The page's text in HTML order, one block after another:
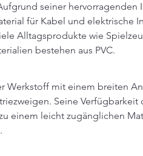
seiner hervorragenden
für Kabel und elektrische
Alltagsprodukte wie
bestehen aus PVC.
Werkstoff mit einem breiten
Seine
einem leicht zugänglichen